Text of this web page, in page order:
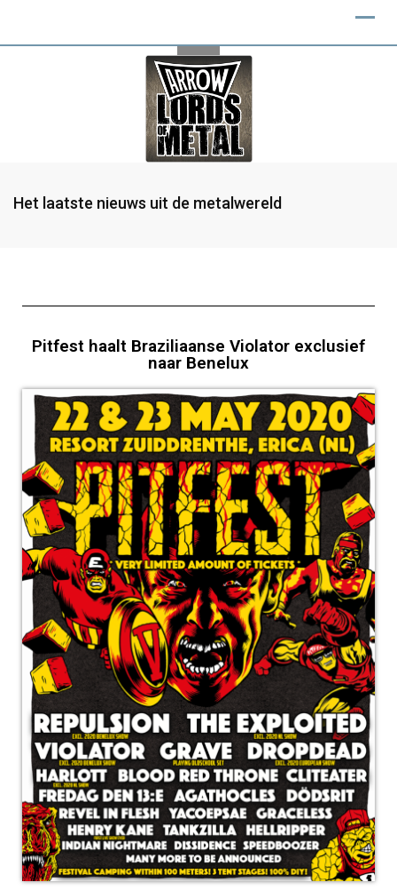
Het laatste nieuws uit de metalwereld
Pitfest haalt Braziliaanse Violator exclusief
naar Benelux